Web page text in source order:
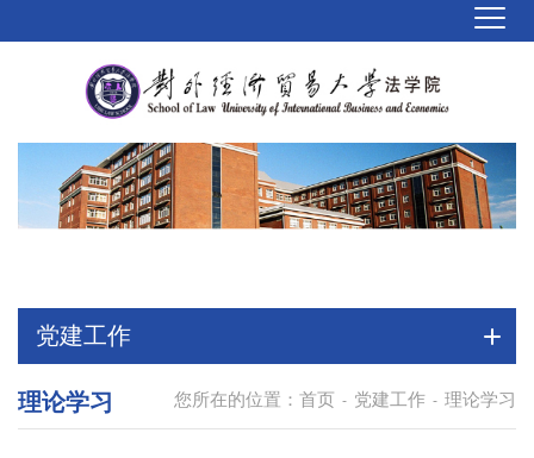
党建工作
您所在的位置： 首页 - 党建工作 - 理论学习
理论学习